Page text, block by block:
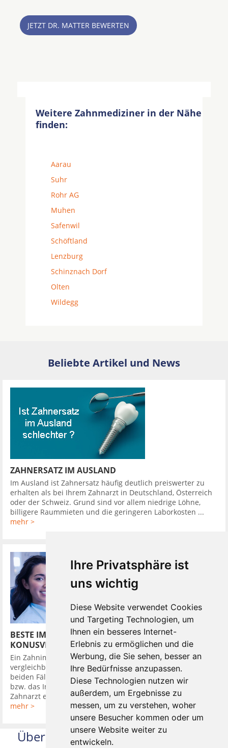
Ihre Privatsphäre ist
uns wichtig
Diese Website verwendet Cookies
und Targeting Technologien, um
Ihnen ein besseres Internet-
Erlebnis zu ermöglichen und die
Werbung, die Sie sehen, besser an
Ihre Bedürfnisse anzupassen.
Diese Technologien nutzen wir
außerdem, um Ergebnisse zu
messen, um zu verstehen, woher
unsere Besucher kommen oder um
unsere Website weiter zu
entwickeln.
JETZT DR. MATTER BEWERTEN
Weitere Zahnmediziner in der Nähe
finden:
Aarau
Suhr
Rohr AG
Muhen
Safenwil
Schöftland
Lenzburg
Schinznach Dorf
Olten
Wildegg
Beliebte Artikel und News
ZAHNERSATZ IM AUSLAND
Im Ausland ist Zahnersatz häufig deutlich preiswerter zu
erhalten als bei Ihrem Zahnarzt in Deutschland, Österreich
oder der Schweiz. Grund sind vor allem niedrige Löhne,
billigere Raummieten und die geringeren Laborkosten ...
mehr >
BESTE IMPLANTATSYSTEME HABEN
KONUSVERBINDUNG
Ein Zahnimplantat in den Kieferknochen zu setzen, ist
vergleichbar mit dem Eindrehen eines Dübels in die Wand. In
beiden Fällen wird zuerst ein Loch gebohrt, in das der Dübel,
bzw. das Implantat bündig eingebracht wird. Darauf setzt der
Zahnarzt ein Provisorium, um ...
mehr >
Über uns